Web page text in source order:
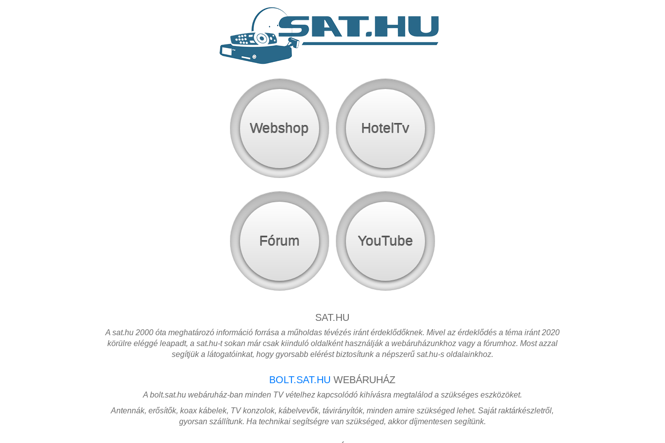
Webshop HotelTv
Fórum YouTube
SAT.HU
A sat.hu 2000 óta meghatározó információ forrása a műholdas tévézés iránt érdeklődőknek. Mivel az érdeklődés a téma iránt 2020
körülre eléggé leapadt, a sat.hu-t sokan már csak kiinduló oldalként használják a webáruházunkhoz vagy a fórumhoz. Most azzal
segítjük a látogatóinkat, hogy gyorsabb elérést biztosítunk a népszerű sat.hu-s oldalainkhoz.
BOLT.SAT.HU WEBÁRUHÁZ
A bolt.sat.hu webáruház-ban minden TV vételhez kapcsolódó kihívásra megtalálod a szükséges eszközöket.
Antennák, erősítők, koax kábelek, TV konzolok, kábelvevők, távirányítók, minden amire szükséged lehet. Saját raktárkészletről,
gyorsan szállítunk. Ha technikai segítségre van szükséged, akkor díjmentesen segítünk.